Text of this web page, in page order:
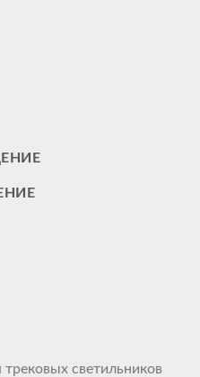
светильников